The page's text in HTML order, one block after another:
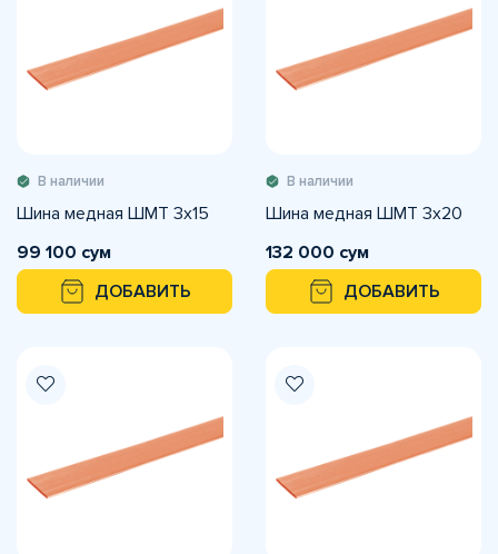
В наличии
Шина медная ШМТ 3х15
99 100 сум
ДОБАВИТЬ
В наличии
Шина медная ШМТ 3х20
132 000 сум
ДОБАВИТЬ